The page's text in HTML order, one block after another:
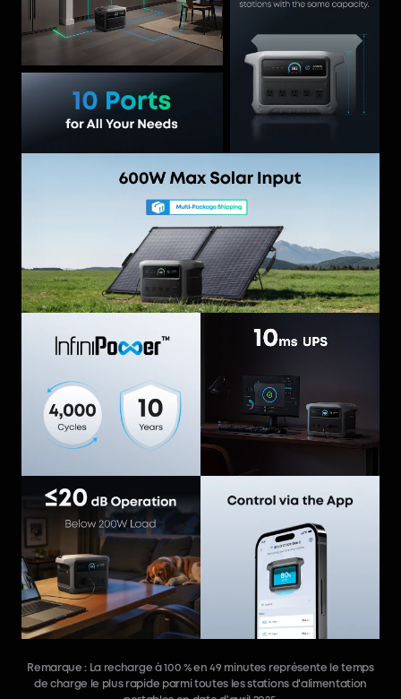
Remarque : La recharge à 100 % en 49 minutes représente le temps
de charge le plus rapide parmi toutes les stations d'alimentation